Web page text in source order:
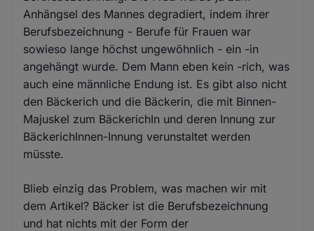
Anhängsel des Mannes degradiert, indem ihrer
Berufsbezeichnung - Berufe für Frauen war
sowieso lange höchst ungewöhnlich - ein -in
angehängt wurde. Dem Mann eben kein -rich, was
auch eine männliche Endung ist. Es gibt also nicht
den Bäckerich und die Bäckerin, die mit Binnen-
Majuskel zum BäckerichIn und deren Innung zur
BäckerichInnen-Innung verunstaltet werden
müsste.
Blieb einzig das Problem, was machen wir mit
dem Artikel? Bäcker ist die Berufsbezeichnung
und hat nichts mit der Form der